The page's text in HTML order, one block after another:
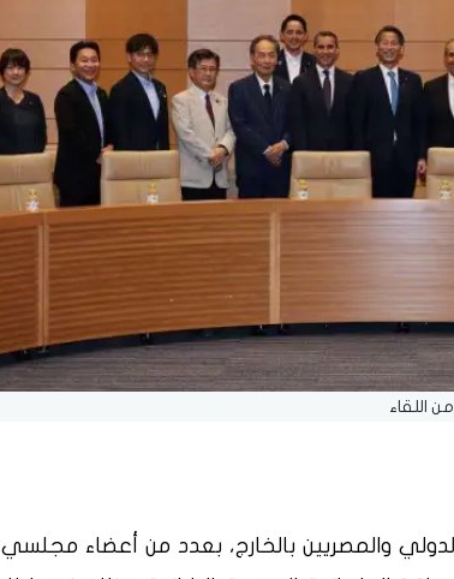
اللقاء
والمصريين بالخارج، بعدد من أعضاء مجلسي